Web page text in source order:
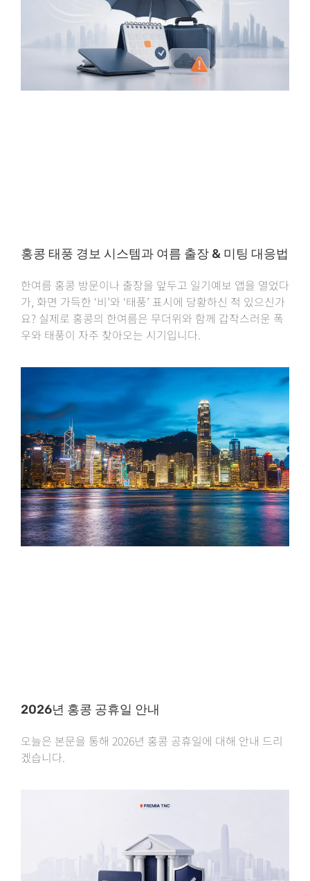
홍콩 태풍 경보 시스템과 여름 출장 & 미팅 대응법
한여름 홍콩 방문이나 출장을 앞두고 일기예보 앱을 열었다
가, 화면 가득한 ‘비’와 ‘태풍’ 표시에 당황하신 적 있으신가
요? 실제로 홍콩의 한여름은 무더위와 함께 갑작스러운 폭
우와 태풍이 자주 찾아오는 시기입니다.
2026년 홍콩 공휴일 안내
오늘은 본문을 통해 2026년 홍콩 공휴일에 대해 안내 드리
겠습니다.